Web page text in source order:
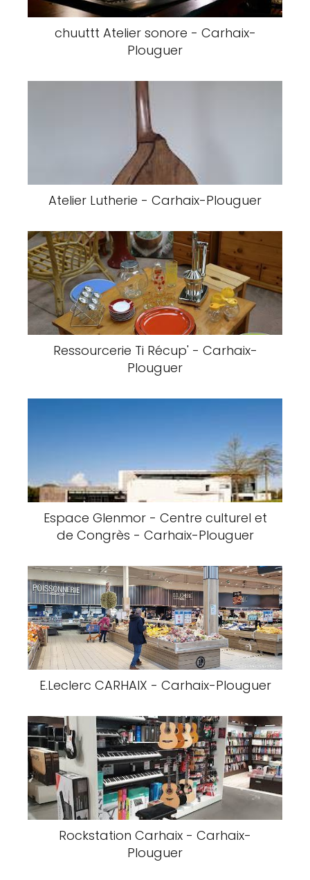
chuuttt Atelier sonore - Carhaix-
Plouguer
Atelier Lutherie - Carhaix-Plouguer
Ressourcerie Ti Récup' - Carhaix-
Plouguer
Espace Glenmor - Centre culturel et
de Congrès - Carhaix-Plouguer
E.Leclerc CARHAIX - Carhaix-Plouguer
Rockstation Carhaix - Carhaix-
Plouguer